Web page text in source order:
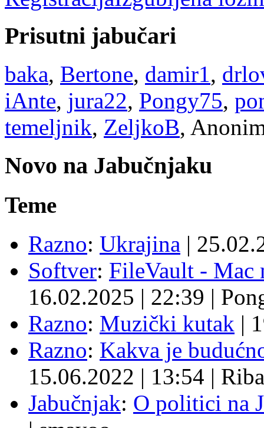
Prisutni jabučari
baka, Bertone, damir1,
iAnte, jura22, Pongy75,
temeljnik, ZeljkoB,
Novo na Jabučnjaku
Teme
Razno: Ukrajina |
Softver: FileVault - Mac
16.02.2025 | 22:39 |
Razno: Muzički kutak |
Razno: Kakva je
15.06.2022 | 13:54 | Riba
Jabučnjak: O politici na